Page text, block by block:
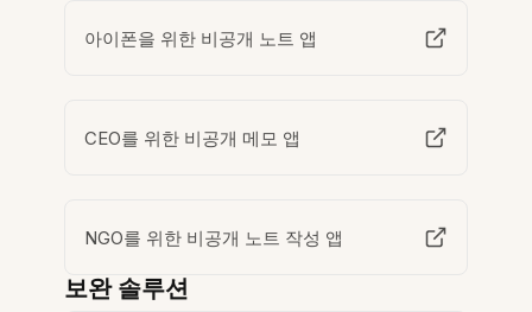
아이폰을 위한 비공개 노트 앱
CEO를 위한 비공개 메모 앱
NGO를 위한 비공개 노트 작성 앱
보완 솔루션